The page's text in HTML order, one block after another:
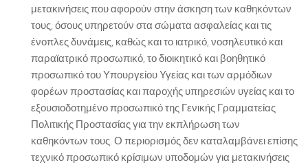
μετακινήσεις που αφορούν στην άσκηση των καθηκόντων
τους, όσους υπηρετούν στα σώματα ασφαλείας και τις
ένοπλες δυνάμεις, καθώς και το ιατρικό, νοσηλευτικό και
παραϊατρικό προσωπικό, το διοικητικό και βοηθητικό
προσωπικό του Υπουργείου Υγείας και των αρμόδιων
φορέων προστασίας και παροχής υπηρεσιών υγείας και το
εξουσιοδοτημένο προσωπικό της Γενικής Γραμματείας
Πολιτικής Προστασίας για την εκπλήρωση των
καθηκόντων τους. Ο περιορισμός δεν καταλαμβάνει επίσης
τεχνικό προσωπικό κρίσιμων υποδομών για μετακινήσεις